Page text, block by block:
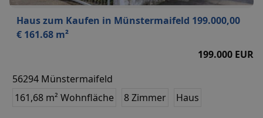
Haus zum Kaufen in Münstermaifeld 199.000,00
€ 161.68 m²
199.000 EUR
56294 Münstermaifeld
161,68 m² Wohnfläche
8 Zimmer Haus